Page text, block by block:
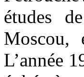
études
Moscou,
L’année